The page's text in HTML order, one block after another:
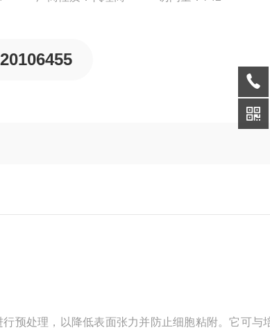
预处理，以降低表面张力并防止细胞粘附。它可与